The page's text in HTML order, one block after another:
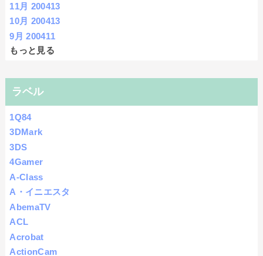
11月 200413
10月 200413
9月 200411
もっと見る
ラベル
1Q84
3DMark
3DS
4Gamer
A-Class
A・イニエスタ
AbemaTV
ACL
Acrobat
ActionCam